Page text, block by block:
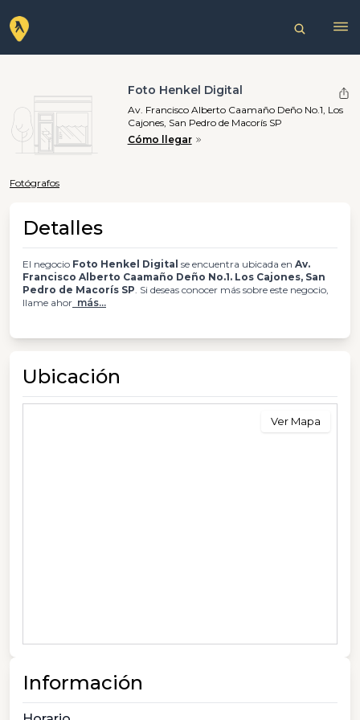
Foto Henkel Digital
Av. Francisco Alberto Caamaño Deño No.1, Los
Cajones, San Pedro de Macorís SP
Cómo llegar
Fotógrafos
Detalles
El negocio Foto Henkel Digital se encuentra ubicada en Av.
Francisco Alberto Caamaño Deño No.1. Los Cajones, San
Pedro de Macorís SP. Si deseas conocer más sobre este negocio,
llame ahor más...
Ubicación
Ver Mapa
Información